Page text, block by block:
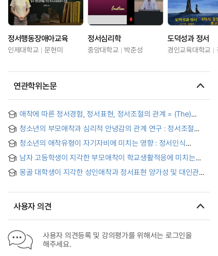
정서행동장애아교육
인제대학교 문현미
정서심리학
중앙대학교 박준성
도덕성과 정서
경인교육대학교
연관학위논문
애착에 따른 정서경험, 정서표현, 정서조절의 관계 = (The)
expression, emotional regulation : the roles of affect
intensity, emotional attention and emotional clarity as
mediators
청소년의 부모애착과 심리적 안녕감의 관계 연구 : 정서조절
Attachment of Adolescents and Their Psychological Well-
Being
청소년의 애착유형이 자기자비에 미치는 영향 : 정서인식
attachment styles on self-compassion : a mediating effect
of emotional clarification
남자 고등학생이 지각한 부모애착이 학교생활적응에 미치는
몽골 대학생이 지각한 성인애착과 정서표현 양가성 및 대인관계
사용자 의견
사용자 의견등록 및 강의평가를 위해서는 로그인을
해주세요.